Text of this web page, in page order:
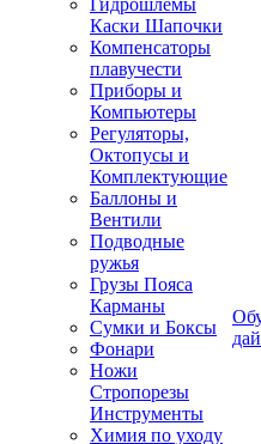
Гидрошлемы
Каски Шапочки
Компенсаторы
плавучести
Приборы и
Компьютеры
Регуляторы,
Октопусы и
Комплектующие
Баллоны и
Вентили
Подводные
ружья
Грузы Пояса
Карманы
Сумки и Боксы
Фонари
Ножи
Стропорезы
Инструменты
Химия по уходу